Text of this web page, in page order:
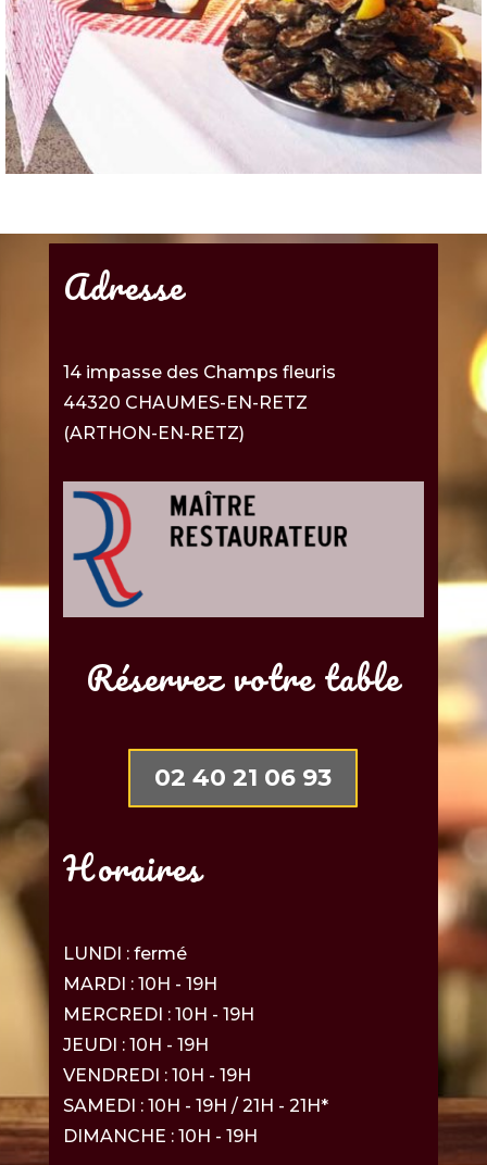
Adresse
14 impasse des Champs fleuris
44320 CHAUMES-EN-RETZ
(ARTHON-EN-RETZ)
Réservez votre table
02 40 21 06 93
Horaires
LUNDI : fermé
MARDI : 10H - 19H
MERCREDI : 10H - 19H
JEUDI : 10H - 19H
VENDREDI : 10H - 19H
SAMEDI : 10H - 19H / 21H - 21H*
DIMANCHE : 10H - 19H